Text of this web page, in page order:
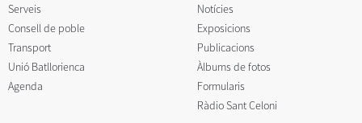
Serveis
Consell de poble
Transport
Unió Batllorienca
Agenda
Notícies
Exposicions
Publicacions
Àlbums de fotos
Formularis
Ràdio Sant Celoni